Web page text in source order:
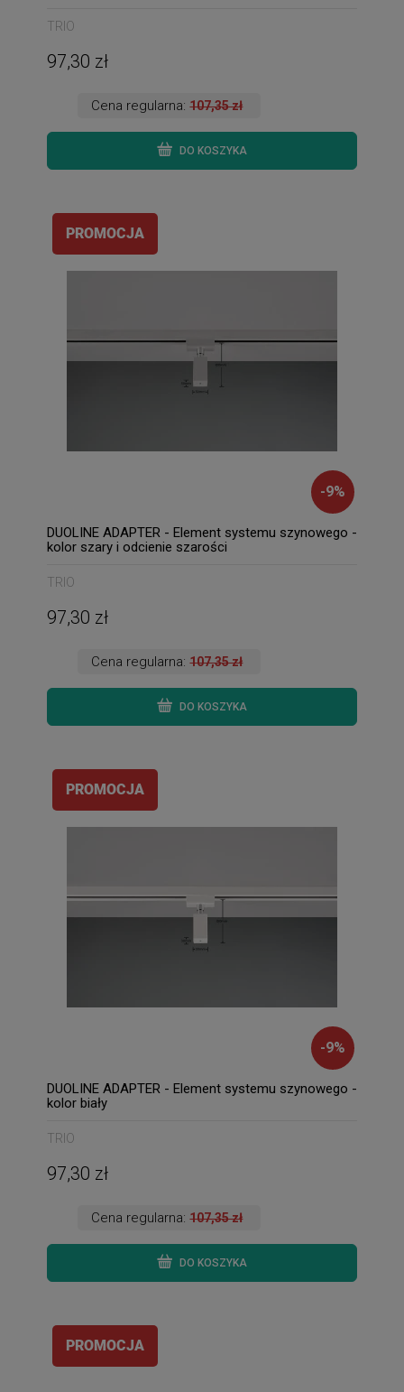
TRIO
97,30 zł
Cena regularna:107,35 zł
DO KOSZYKA
-9%
DUOLINE ADAPTER - Element systemu szynowego -
kolor szary i odcienie szarości
TRIO
97,30 zł
Cena regularna:107,35 zł
DO KOSZYKA
PROMOCJA
-9%
DUOLINE ADAPTER - Element systemu szynowego -
kolor biały
TRIO
97,30 zł
Cena regularna:107,35 zł
DO KOSZYKA
PROMOCJA
PROMOCJA